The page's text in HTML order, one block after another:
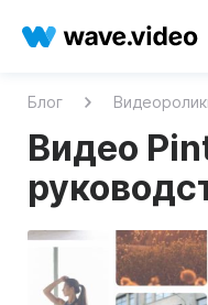
Блог
Видео